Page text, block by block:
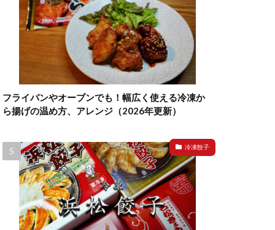
フライパンやオーブンでも！幅広く使える冷凍か
ら揚げの温め方、アレンジ（2026年更新）
冷凍餃子